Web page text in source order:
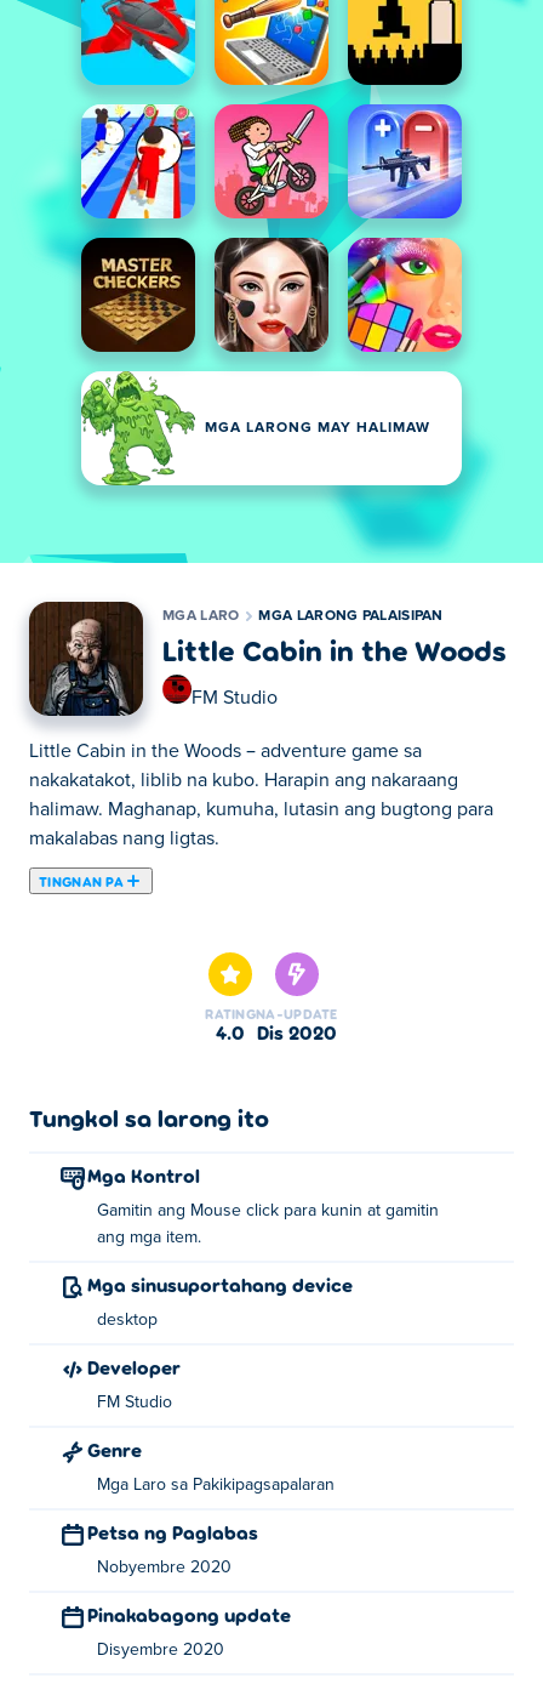
MGA LARONG MAY HALIMAW
MGA LARO MGA LARONG PALAISIPAN
Little Cabin in the Woods
FM Studio
Little Cabin in the Woods – adventure game sa
nakakatakot, liblib na kubo. Harapin ang nakaraang
halimaw. Maghanap, kumuha, lutasin ang bugtong para
makalabas nang ligtas.
TINGNAN PA
RATING
4.0
NA-UPDATE
Dis 2020
Tungkol sa larong ito
Mga Kontrol
Gamitin ang Mouse click para kunin at gamitin
ang mga item.
Mga sinusuportahang device
desktop
Developer
FM Studio
Genre
Mga Laro sa Pakikipagsapalaran
Petsa ng Paglabas
Nobyembre 2020
Pinakabagong update
Disyembre 2020